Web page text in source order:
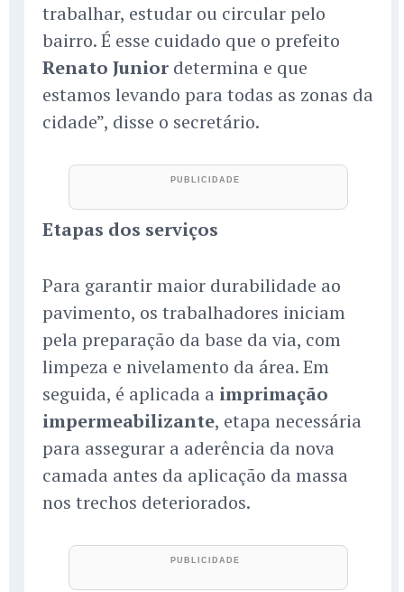
trabalhar, estudar ou circular pelo
bairro. É esse cuidado que o prefeito
Renato Junior determina e que
estamos levando para todas as zonas da
cidade”, disse o secretário.
Etapas dos serviços
Para garantir maior durabilidade ao
pavimento, os trabalhadores iniciam
pela preparação da base da via, com
limpeza e nivelamento da área. Em
seguida, é aplicada a imprimação
impermeabilizante, etapa necessária
para assegurar a aderência da nova
camada antes da aplicação da massa
nos trechos deteriorados.